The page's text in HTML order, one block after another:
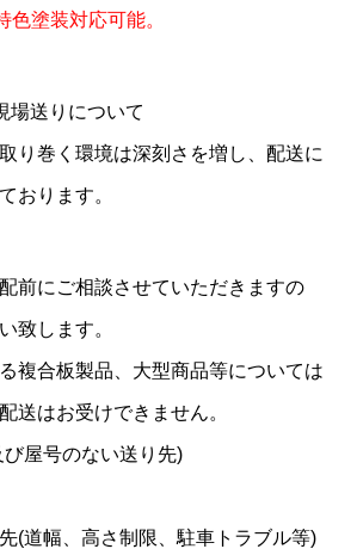
塗装対応可能。
場送りについて
り巻く環境は深刻さを増し、配送に
おります。
前にご相談させていただきますの
致します。
複合板製品、大型商品等については
送はお受けできません。
び屋号のない送り先)
(道幅、高さ制限、駐車トラブル等)